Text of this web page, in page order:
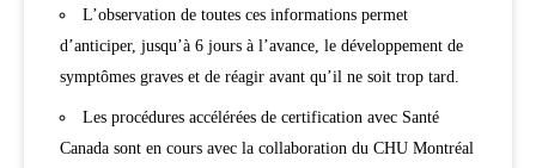
L’observation de toutes ces informations permet
d’anticiper, jusqu’à 6 jours à l’avance, le développement de
symptômes graves et de réagir avant qu’il ne soit trop tard.
Les procédures accélérées de certification avec Santé
Canada sont en cours avec la collaboration du CHU Montréal